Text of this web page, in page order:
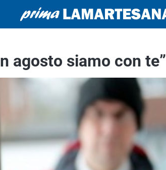
agosto siamo con te”